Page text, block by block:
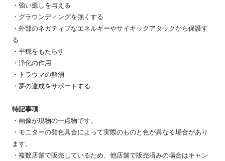
・強い癒しを与える
・グラウンディングを強くする
・外部のネガティブなエネルギーやサイキックアタックから保護す
る
・平穏をもたらす
・浄化の作用
・トラウマの解消
・夢の達成をサポートする
特記事項
・画像が現物の一点物です。
・モニターの発色具合によって実際のものと色が異なる場合があり
ます。
・複数店舗で販売しているため、他店舗で販売済みの場合はキャン